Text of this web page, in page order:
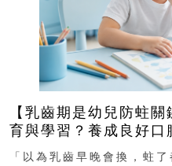
【乳齒期是幼兒防蛀
育與學習？養成良好口腔習慣，
瑯質 兒童牙膏防護指南
「以為乳齒早晚會換，蛀